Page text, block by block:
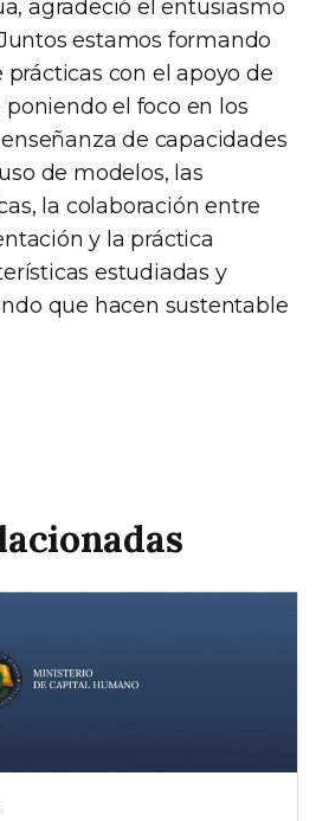
agradeció el entusiasmo
estamos formando
con el apoyo de
poniendo el foco en los
de capacidades
de modelos, las
la colaboración entre
y la práctica
estudiadas y
que hacen sustentable